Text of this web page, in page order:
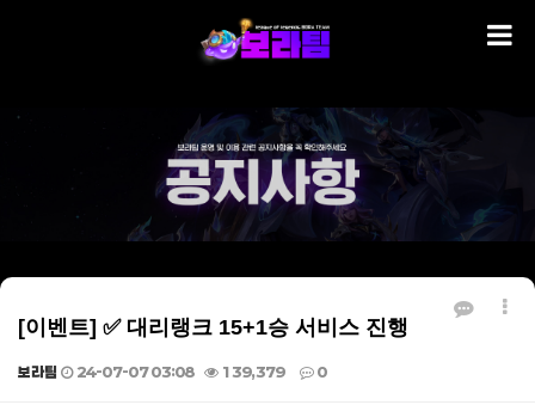
[이벤트] ✅ 대리랭크 15+1승 서비스 진행
보라팀 24-07-07 03:08 139,379 0